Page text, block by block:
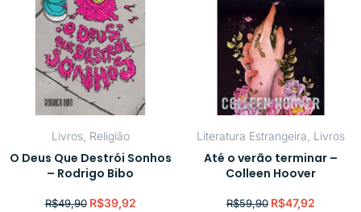
Livros, Religião
O Deus Que Destrói Sonhos
– Rodrigo Bibo
R$49,90 R$39,92
Literatura Estrangeira Livros
Até o verão terminar –
Colleen Hoover
R$59,90 R$47,92